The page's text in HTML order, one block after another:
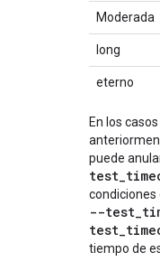
Moderada
long
eterno
En los
puede
condiciones
--
tiempo de